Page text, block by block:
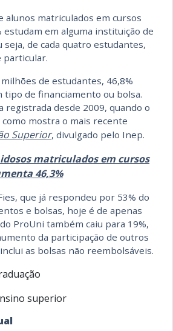
alunos matriculados em cursos
estudam em alguma instituição de
seja, de cada quatro estudantes,
particular.
de estudantes, 46,8%
tipo de financiamento ou bolsa.
registrada desde 2009, quando o
como mostra o mais recente
Superior, divulgado pelo Inep.
matriculados em cursos
46,3%
que já respondeu por 53% do
e bolsas, hoje é de apenas
ProUni também caiu para 19%,
da participação de outros
as bolsas não reembolsáveis.